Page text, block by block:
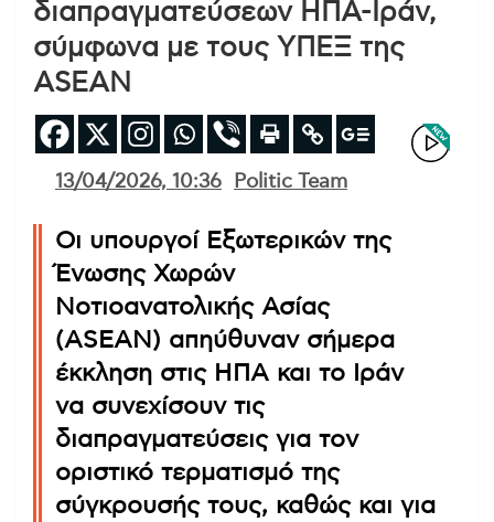
διαπραγματεύσεων ΗΠΑ-Ιράν,
σύμφωνα με τους ΥΠΕΞ της
ASEAN
13/04/2026, 10:36 Politic Team
Οι υπουργοί Εξωτερικών της
Ένωσης Χωρών
Νοτιοανατολικής Ασίας
(ASEAN) απηύθυναν σήμερα
έκκληση στις ΗΠΑ και το Ιράν
να συνεχίσουν τις
διαπραγματεύσεις για τον
οριστικό τερματισμό της
σύγκρουσής τους, καθώς και για